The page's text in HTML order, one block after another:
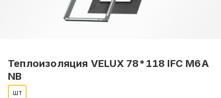
Теплоизоляция VELUX 78*118 IFC M6A
NB
шт